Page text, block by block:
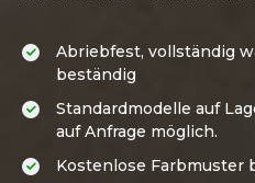
Abriebfest, vollständig
Standardmodelle auf